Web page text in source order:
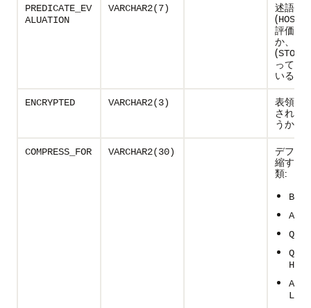
PREDICATE_EV
ALUATION
VARCHAR2(7)
述語が
(HOST
評価さ
か、記
(
って評
いるか
ENCRYPTED VARCHAR2(3)
表領域
されて
うか(
COMPRESS_FOR VARCHAR2(30)
デフォ
縮する
類:
HIGH
LOW